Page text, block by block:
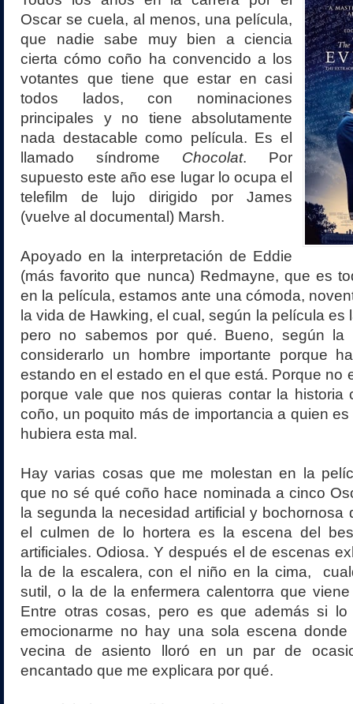
Oscar se cuela, al menos, una película,
que nadie sabe muy bien a ciencia
cierta cómo coño ha convencido a los
votantes que tiene que estar en casi
todos lados, con nominaciones
principales y no tiene absolutamente
nada destacable como película. Es el
llamado síndrome Chocolat. Por
supuesto este año ese lugar lo ocupa el
telefilm de lujo dirigido por James
(vuelve al documental) Marsh.
Apoyado en la interpretación de Eddie
(más favorito que nunca) Redmayne, que es
en la película, estamos ante una cómoda,
la vida de Hawking, el cual, según la película es
pero no sabemos por qué. Bueno, según la
considerarlo un hombre importante porque
estando en el estado en el que está. Porque no
porque vale que nos quieras contar la historia
coño, un poquito más de importancia a quien
hubiera esta mal.
Hay varias cosas que me molestan en la
que no sé qué coño hace nominada a cinco
la segunda la necesidad artificial y bochornosa
el culmen de lo hortera es la escena del
artificiales. Odiosa. Y después el de escenas
la de la escalera, con el niño en la cima,
sutil, o la de la enfermera calentorra que
Entre otras cosas, pero es que además si
emocionarme no hay una sola escena
vecina de asiento lloró en un par de
encantado que me explicara por qué.